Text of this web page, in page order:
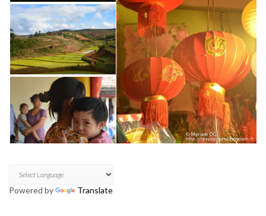
Powered by Translate